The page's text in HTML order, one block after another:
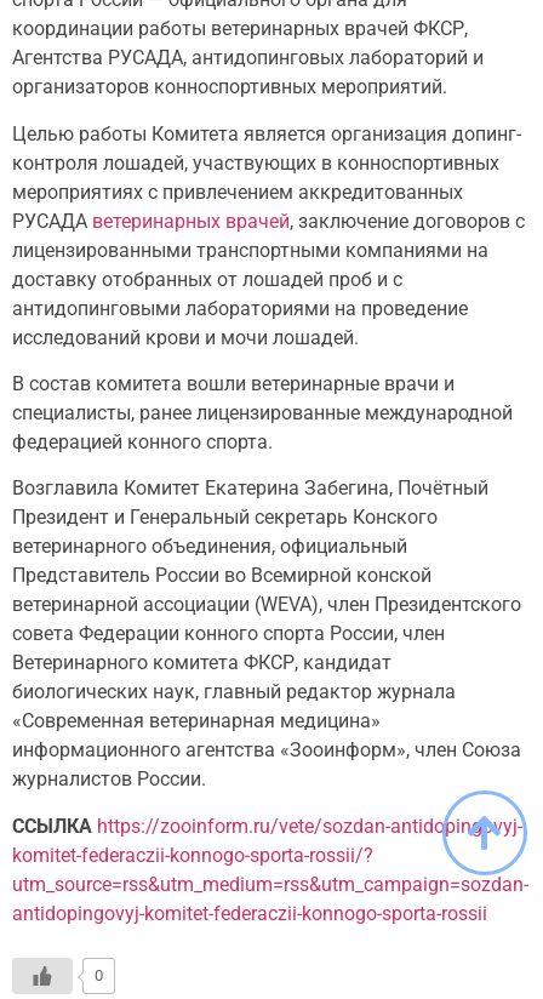
координации работы ветеринарных врачей ФКСР,
Агентства РУСАДА, антидопинговых лабораторий и
организаторов конноспортивных мероприятий.
Целью работы Комитета является организация допинг-
контроля лошадей, участвующих в конноспортивных
мероприятиях с привлечением аккредитованных
РУСАДА ветеринарных врачей, заключение договоров с
лицензированными транспортными компаниями на
доставку отобранных от лошадей проб и с
антидопинговыми лабораториями на проведение
исследований крови и мочи лошадей.
В состав комитета вошли ветеринарные врачи и
специалисты, ранее лицензированные международной
федерацией конного спорта.
Возглавила Комитет Екатерина Забегина, Почётный
Президент и Генеральный секретарь Конского
ветеринарного объединения, официальный
Представитель России во Всемирной конской
ветеринарной ассоциации (WEVA), член Президентского
совета Федерации конного спорта России, член
Ветеринарного комитета ФКСР, кандидат
биологических наук, главный редактор журнала
«Современная ветеринарная медицина»
информационного агентства «Зооинформ», член Союза
журналистов России.
ССЫЛКА https://zooinform.ru/vete/sozdan-antidopingovyj-
komitet-federaczii-konnogo-sporta-rossii/?
utm_source=rss&utm_medium=rss&utm_campaign=sozdan-
antidopingovyj-komitet-federaczii-konnogo-sporta-rossii
0